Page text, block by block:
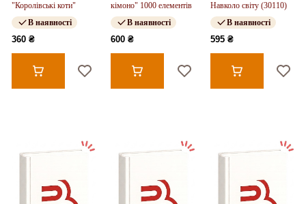
"Королівські коти"
В наявності
360 ₴
кімоно" 1000 елементів
В наявності
600 ₴
Навколо світу (30110)
В наявності
595 ₴